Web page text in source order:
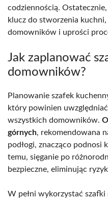
codziennością.
klucz do stworzenia
domowników i uprości
Jak zaplanować
domowników?
Planowanie szafek
który powinien
wszystkich domowników.
górnych, rekomendowana
podłogi, znacząco
temu, sięganie po
bezpieczne, eliminując
W pełni wykorzystać szafki